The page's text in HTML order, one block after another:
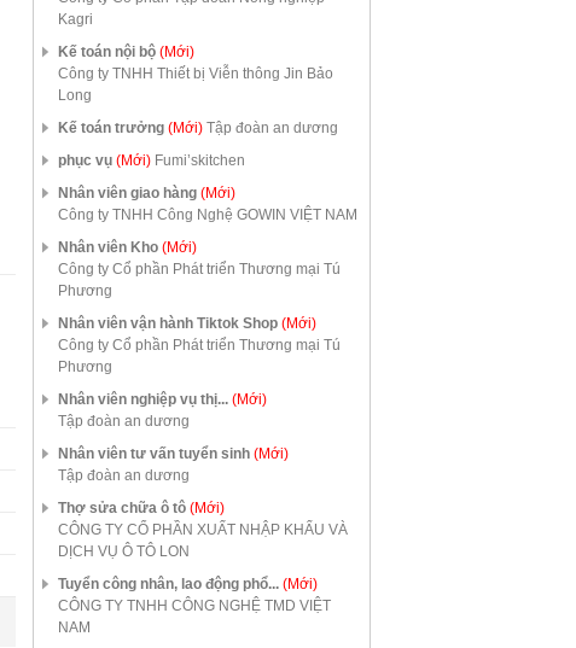
Kagri
Kế toán nội bộ (Mới)
Công ty TNHH Thiết bị Viễn thông Jin Bảo
Long
Kế toán trưởng (Mới) Tập đoàn an dương
phục vụ (Mới) Fumi’skitchen
Nhân viên giao hàng (Mới)
Công ty TNHH Công Nghệ GOWIN VIỆT NAM
Nhân viên Kho (Mới)
Công ty Cổ phần Phát triển Thương mại Tú
Phương
Nhân viên vận hành Tiktok Shop (Mới)
Công ty Cổ phần Phát triển Thương mại Tú
Phương
Nhân viên nghiệp vụ thị... (Mới)
Tập đoàn an dương
Nhân viên tư vấn tuyển sinh (Mới)
Tập đoàn an dương
Thợ sửa chữa ô tô (Mới)
CÔNG TY CỔ PHẦN XUẤT NHẬP KHẨU VÀ
DỊCH VỤ Ô TÔ LON
Tuyển công nhân, lao động phổ... (Mới)
CÔNG TY TNHH CÔNG NGHỆ TMD VIỆT
NAM